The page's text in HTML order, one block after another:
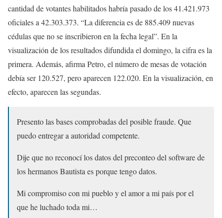
cantidad de votantes habilitados habría pasado de los 41.421.973
oficiales a 42.303.373. “La diferencia es de 885.409 nuevas
cédulas que no se inscribieron en la fecha legal”. En la
visualización de los resultados difundida el domingo, la cifra es la
primera. Además, afirma Petro, el número de mesas de votación
debía ser 120.527, pero aparecen 122.020. En la visualización, en
efecto, aparecen las segundas.
Presento las bases comprobadas del posible fraude. Que
puedo entregar a autoridad competente.
Dije que no reconocí los datos del preconteo del software de
los hermanos Bautista es porque tengo datos.
Mi compromiso con mi pueblo y el amor a mi país por el
que he luchado toda mi…